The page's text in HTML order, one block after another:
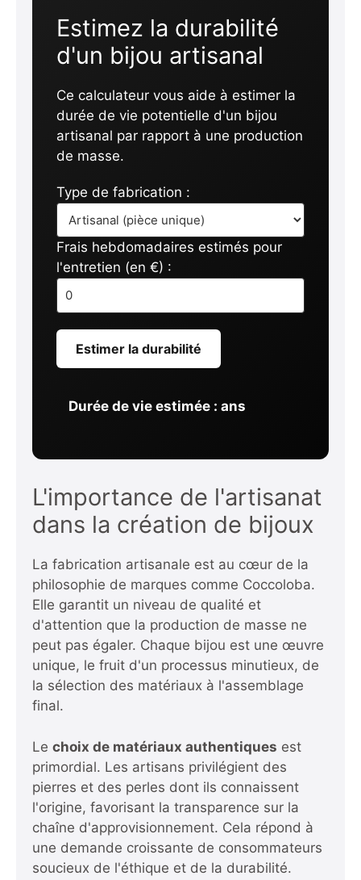
Estimez la durabilité
d'un bijou artisanal
Ce calculateur vous aide à estimer la
durée de vie potentielle d'un bijou
artisanal par rapport à une production
de masse.
Type de fabrication :
Frais hebdomadaires estimés pour
l'entretien (en €) :
Estimer la durabilité
Durée de vie estimée : ans
L'importance de l'artisanat
dans la création de bijoux
La fabrication artisanale est au cœur de la
philosophie de marques comme Coccoloba.
Elle garantit un niveau de qualité et
d'attention que la production de masse ne
peut pas égaler. Chaque bijou est une œuvre
unique, le fruit d'un processus minutieux, de
la sélection des matériaux à l'assemblage
final.
Le choix de matériaux authentiques est
primordial. Les artisans privilégient des
pierres et des perles dont ils connaissent
l'origine, favorisant la transparence sur la
chaîne d'approvisionnement. Cela répond à
une demande croissante de consommateurs
soucieux de l'éthique et de la durabilité.